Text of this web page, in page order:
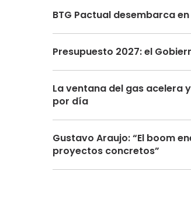
BTG Pactual desembarca
Presupuesto 2027: el
La ventana del gas acelera
por día
Gustavo Araujo: “El boom
proyectos concretos”